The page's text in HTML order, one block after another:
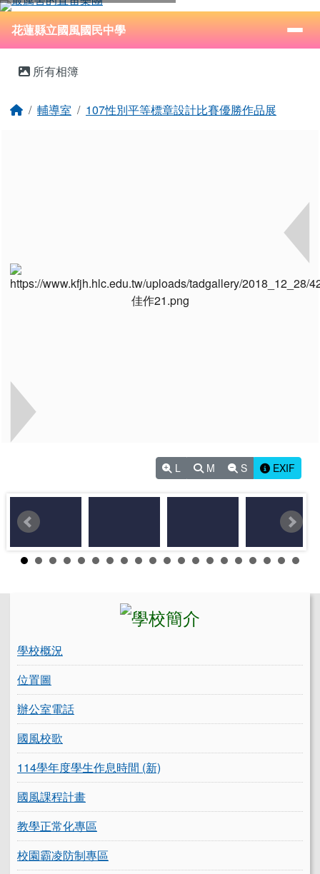
跳至主內容區
花蓮縣立國風國民中學
⏸
導覽列
花蓮縣立國風國民中學
所有相簿
回首頁
輔導室 107性別平等標章設計比賽優勝作品展
L M S EXIF
學校概況
位置圖
辦公室電話
國風校歌
114學年度學生作息時間 (新)
國風課程計畫
教學正常化專區
校園霸凌防制專區